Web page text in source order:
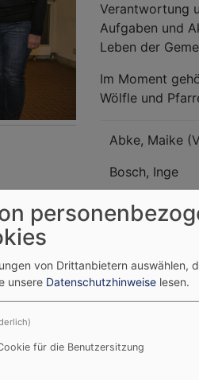
Verantwortung
Aufgaben und
Leben der
Im Moment
Wölfle und
Abke, Maike
Bosch, Inge
Degtarev,
Klein, Karin
Kobler, Anette
von Drittanbietern auswählen,
unsere Datenschutzhinweise lesen.
für die Benutzersitzung